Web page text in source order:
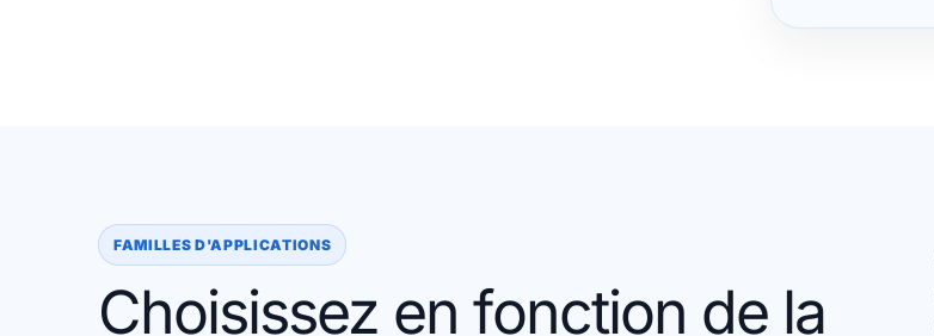
FAMILLES D'APPLICATIONS
Choisissez en fonction de la